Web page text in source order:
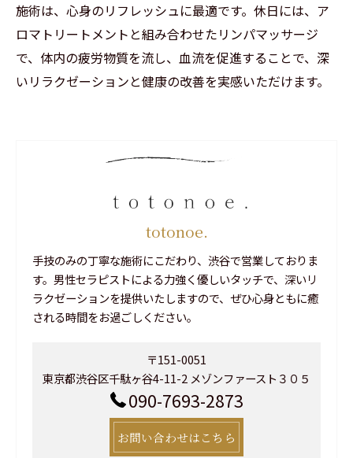
施術は、心身のリフレッシュに最適です。休日には、ア
ロマトリートメントと組み合わせたリンパマッサージ
で、体内の疲労物質を流し、血流を促進することで、深
いリラクゼーションと健康の改善を実感いただけます。
totonoe.
手技のみの丁寧な施術にこだわり、渋谷で営業しておりま
す。男性セラピストによる力強く優しいタッチで、深いリ
ラクゼーションを提供いたしますので、ぜひ心身ともに癒
される時間をお過ごしください。
〒151-0051
東京都渋谷区千駄ヶ谷4-11-2 メゾンファースト３０５
090-7693-2873
お問い合わせはこちら